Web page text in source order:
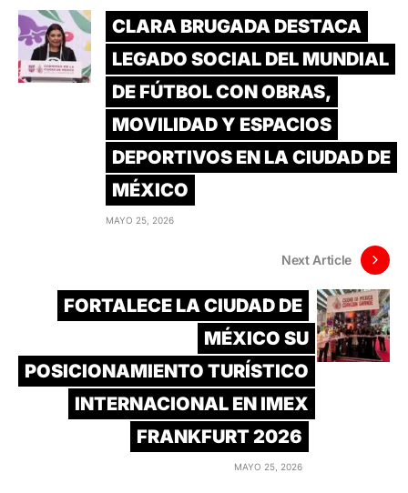
CLARA BRUGADA DESTACA
LEGADO SOCIAL DEL MUNDIAL
DE FÚTBOL CON OBRAS,
MOVILIDAD Y ESPACIOS
DEPORTIVOS EN LA CIUDAD DE
MÉXICO
MAYO 25, 2026
Next Article
FORTALECE LA CIUDAD DE
MÉXICO SU
POSICIONAMIENTO TURÍSTICO
INTERNACIONAL EN IMEX
FRANKFURT 2026
MAYO 25, 2026